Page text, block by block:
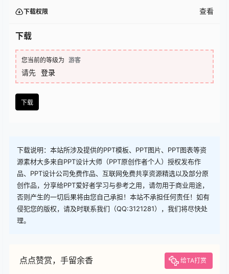
下载权限 查看
下载
您当前的等级为 游客
请先 登录
下载
下载说明：本站所涉及提供的PPT模板、PPT图片、PPT图表等资
源素材大多来自PPT设计大师（PPT原创作者个人）授权发布作
品、PPT设计公司免费作品、互联网免费共享资源精选以及部分原
创作品，分享给PPT爱好者学习与参考之用，请勿用于商业用途，
否则产生的一切后果将由您自己承担！本站不承担任何责任！如有
侵犯您的版权，请及时联系我们（QQ:3121281），我们将尽快处
理。
点点赞赏，手留余香 给TA打赏